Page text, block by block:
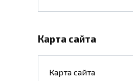
Карта сайта
Карта сайта